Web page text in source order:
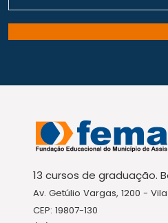
13 cursos de graduação.
Av. Getúlio Vargas, 1200 -
CEP: 19807-130